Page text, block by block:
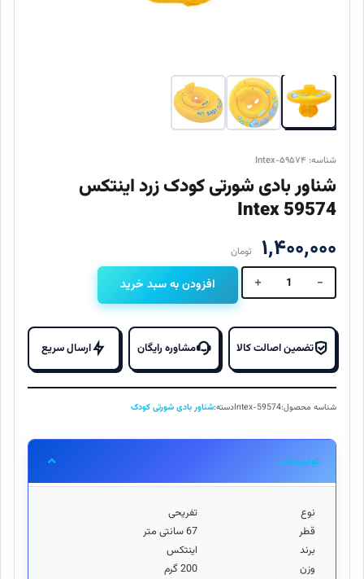
شناسه: Intex-۵۹۵۷۴
شناور بادی شورتی کودک زرد اینتکس
59574 Intex
۱,۴۰۰,۰۰۰ تومان
شورتی
کودک
زرد
اینتکس
59574
عدد
-
+ افزودن به سبد خرید
تضمین اصالت کالا مشاوره رایگان ارسال سریع
شناسه محصول:Intex-59574دسته:شناور بادی شورتی کودک
توضیحات
نوع
تفریحی
قطر
برند
اینتکس
وزن